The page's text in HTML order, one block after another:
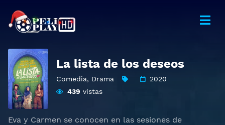
La lista de los deseos
Comedia, Drama
2020
439 vistas
Eva y Carmen se conocen en las sesiones de